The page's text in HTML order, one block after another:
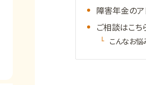
障害年金のア
ご相談はこち
こんなお悩